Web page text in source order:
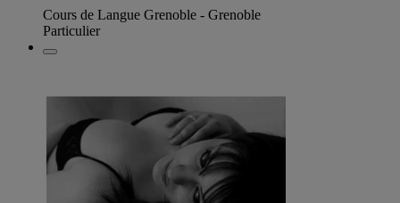
Cours de Langue Grenoble - Grenoble
Particulier